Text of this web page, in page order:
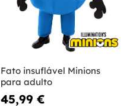
Fato insuflável Minions
para adulto
45,99 €